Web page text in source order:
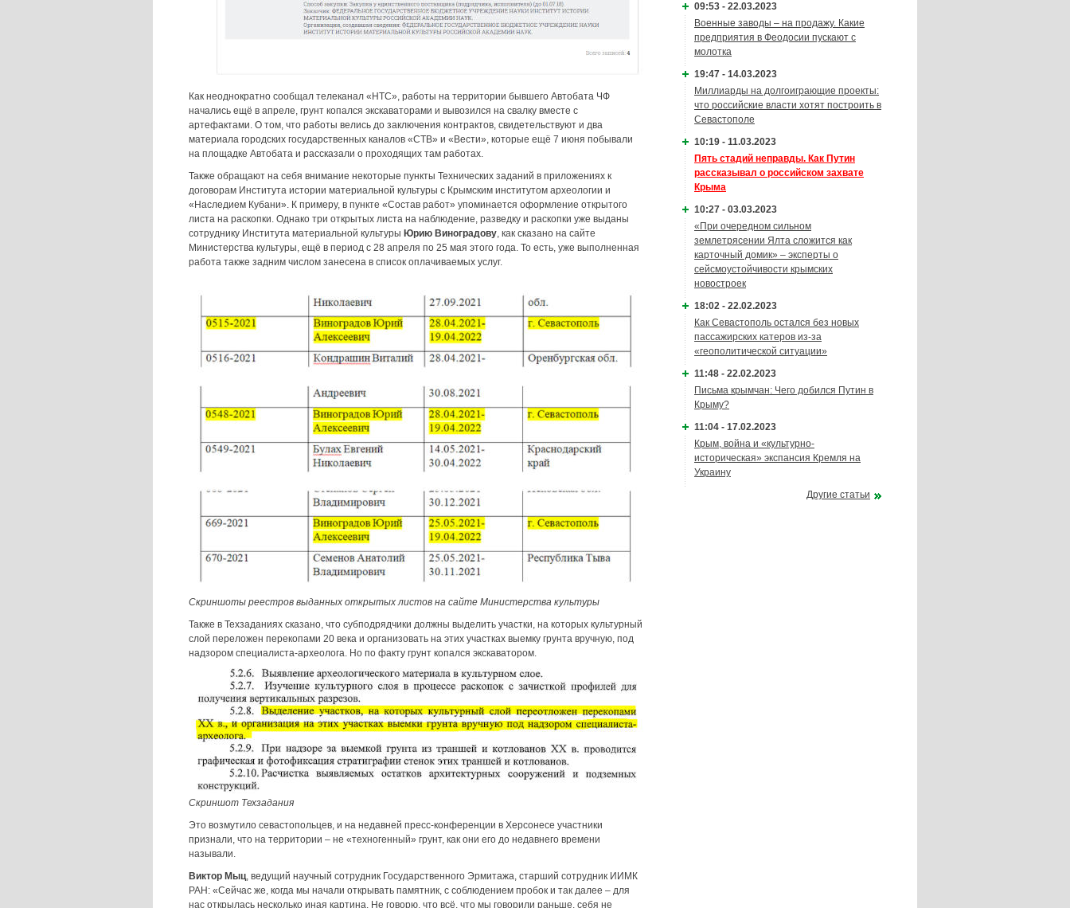
Как неоднократно сообщал телеканал «НТС», работы на территории бывшего Автобата ЧФ
начались ещё в апреле, грунт копался экскаваторами и вывозился на свалку вместе с
артефактами. О том, что работы велись до заключения контрактов, свидетельствуют и два
материала городских государственных каналов «СТВ» и «Вести», которые ещё 7 июня побывали
на площадке Автобата и рассказали о проходящих там работах.
Также обращают на себя внимание некоторые пункты Технических заданий в приложениях к
договорам Института истории материальной культуры с Крымским институтом археологии и
«Наследием Кубани». К примеру, в пункте «Состав работ» упоминается оформление открытого
листа на раскопки. Однако три открытых листа на наблюдение, разведку и раскопки уже выданы
сотруднику Института материальной культуры Юрию Виноградову, как сказано на сайте
Министерства культуры, ещё в период с 28 апреля по 25 мая этого года. То есть, уже выполненная
работа также задним числом занесена в список оплачиваемых услуг.
Скриншоты реестров выданных открытых листов на сайте Министерства культуры
Также в Техзаданиях сказано, что субподрядчики должны выделить участки, на которых культурный
слой переложен перекопами 20 века и организовать на этих участках выемку грунта вручную, под
надзором специалиста-археолога. Но по факту грунт копался экскаватором.
Скриншот Техзадания
Это возмутило севастопольцев, и на недавней пресс-конференции в Херсонесе участники
признали, что на территории – не «техногенный» грунт, как они его до недавнего времени
называли.
Виктор Мыц, ведущий научный сотрудник Государственного Эрмитажа, старший сотрудник ИИМК
РАН: «Сейчас же, когда мы начали открывать памятник, с соблюдением пробок и так далее – для
нас открылась несколько иная картина. Не говорю, что всё, что мы говорили раньше, себя не
09:53 - 22.03.2023
Военные заводы – на продажу. Какие
предприятия в Феодосии пускают с
молотка
19:47 - 14.03.2023
Миллиарды на долгоиграющие проекты:
что российские власти хотят построить в
Севастополе
10:19 - 11.03.2023
Пять стадий неправды. Как Путин
рассказывал о российском захвате
Крыма
10:27 - 03.03.2023
«При очередном сильном
землетрясении Ялта сложится как
карточный домик» – эксперты о
сейсмоустойчивости крымских
новостроек
18:02 - 22.02.2023
Как Севастополь остался без новых
пассажирских катеров из-за
«геополитической ситуации»
11:48 - 22.02.2023
Письма крымчан: Чего добился Путин в
Крыму?
11:04 - 17.02.2023
Крым, война и «культурно-
историческая» экспансия Кремля на
Украину
Другие статьи